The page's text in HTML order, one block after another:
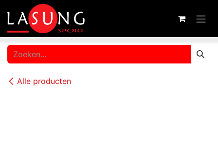
Overslaan naar inhoud
Alle producten